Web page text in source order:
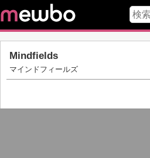
Mindfields
マインドフィールズ